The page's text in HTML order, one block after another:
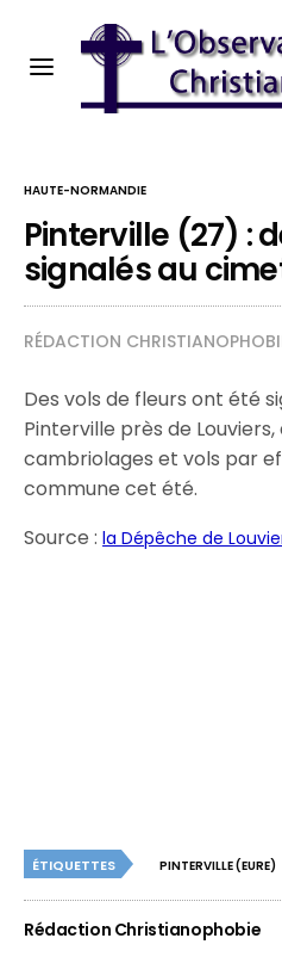
HAUTE-NORMANDIE
Pinterville (27) :
signalés au
RÉDACTION
Des vols de fleurs ont été
Pinterville près de
cambriolages et vols par
commune cet été.
Source :la Dépêche de
ÉTIQUETTES PINTERVILLE (EURE)
Rédaction Christianophobie